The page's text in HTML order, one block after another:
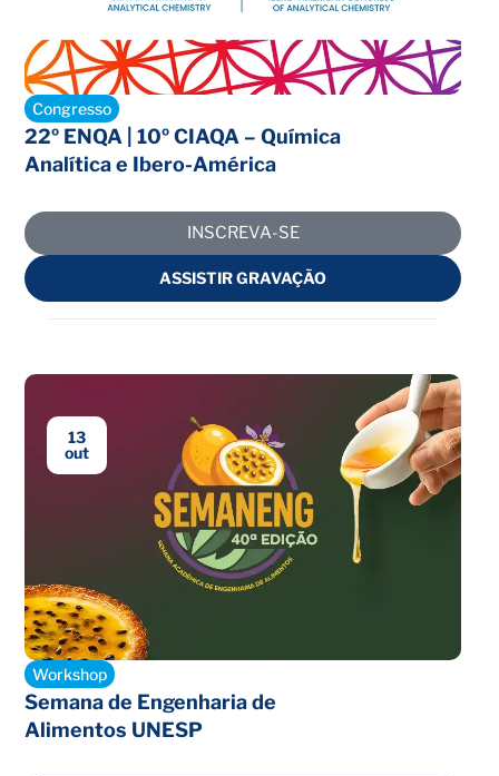
Congresso
22º ENQA | 10º CIAQA – Química
Analítica e Ibero-América
INSCREVA-SE
ASSISTIR GRAVAÇÃO
13
out
Workshop
Semana de Engenharia de
Alimentos UNESP